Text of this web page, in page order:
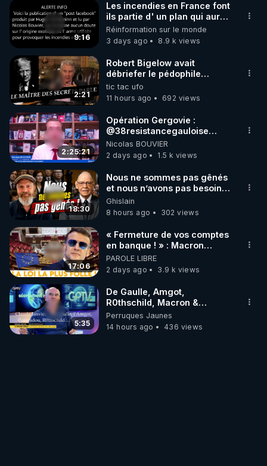
9:16
Les incendies en France font
ils partie d' un plan qui aurait
débuté le 11 septembre 2001
?
Réinformation sur le monde
3 days ago
8.9 k views
2:21
Robert Bigelow avait
débriefer le pédophile
génocidaire de donald j
trump
tic tac ufo
11 hours ago
692 views
2:25:21
Opération Gergovie :
‪@38resistancegauloise‬
‪@MarionSigautOfficiel‬
‪@gladysriifard5710‬ Laëtitia
Nicolas BOUVIER
2 days ago
1.5 k views
18:30
Nous ne sommes pas gênés
et nous n’avons pas besoin
de nous excuser ! #jw
#jehovah #collegecentral
Ghislain
8 hours ago
302 views
17:06
« Fermeture de vos comptes
en banque ! » : Macron
impose une loi folle !
PAROLE LIBRE
2 days ago
3.9 k views
5:35
De Gaulle, Amgot,
R0thschild, Macron &
Pompidou… Macron Claude
Janvier, GPTV, 18 X 2024
Perruques Jaunes
14 hours ago
436 views